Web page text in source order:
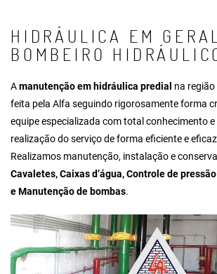
HIDRÁULICA EM
BOMBEIRO
Amanutenção em hidráulica predial na
feita pela Alfa seguindo rigorosamente forma
equipe especializada com total conhecimento
realização do serviço de forma eficiente e
Realizamos manutenção, instalação e
Cavaletes, Caixas d’água, Controle de
e Manutenção de bombas.